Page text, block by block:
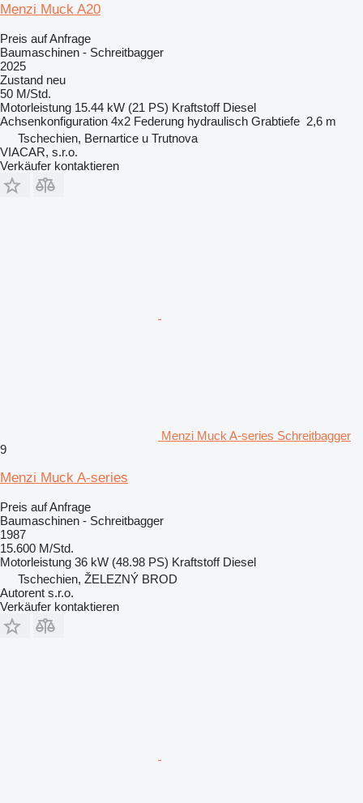
Menzi Muck A20
Preis auf Anfrage
Baumaschinen - Schreitbagger
2025
Zustand neu
50 M/Std.
Motorleistung 15.44 kW (21 PS) Kraftstoff Diesel
Achsenkonfiguration 4x2 Federung hydraulisch Grabtiefe 2,6 m
Tschechien, Bernartice u Trutnova
VIACAR, s.r.o.
Verkäufer kontaktieren
Menzi Muck A-series Schreitbagger
9
Menzi Muck A-series
Preis auf Anfrage
Baumaschinen - Schreitbagger
1987
15.600 M/Std.
Motorleistung 36 kW (48.98 PS) Kraftstoff Diesel
Tschechien, ŽELEZNÝ BROD
Autorent s.r.o.
Verkäufer kontaktieren